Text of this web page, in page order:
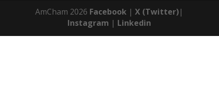
AmCham 2026 Facebook |X (Twitter)|
Instagram | Linkedin